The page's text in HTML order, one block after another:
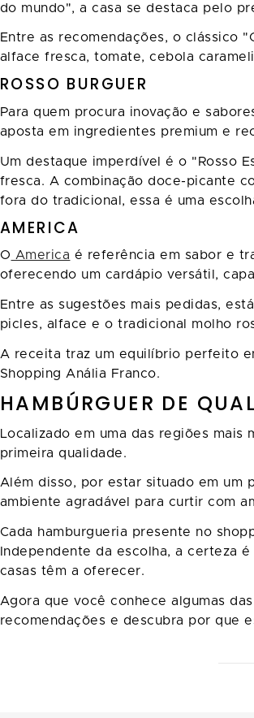
do mundo", a casa se destaca pelo
Entre as recomendações, o clássico
alface fresca, tomate, cebola
ROSSO BURGUER
Para quem procura inovação e
aposta em ingredientes premium e
Um destaque imperdível é o "Rosso
fresca. A combinação doce-picante
fora do tradicional, essa é uma
AMERICA
O America é referência em sabor e
oferecendo um cardápio versátil,
Entre as sugestões mais pedidas,
picles, alface e o tradicional molho
A receita traz um equilíbrio perfeito
Shopping Anália Franco.
HAMBÚRGUER DE
Localizado em uma das regiões mais
primeira qualidade.
Além disso, por estar situado em um
ambiente agradável para curtir com
Cada hamburgueria presente no
Independente da escolha, a certeza
casas têm a oferecer.
Agora que você conhece algumas
recomendações e descubra por que